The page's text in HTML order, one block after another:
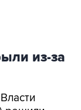
из-за